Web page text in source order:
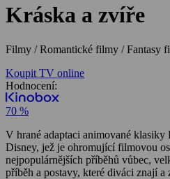
Kráska a zvíře
Filmy / Romantické filmy / Fantasy
Koupit TV online
Hodnocení:
70 %
V hrané adaptaci animované klasiky
Disney, jež je ohromující filmovou
nejpopulárnějších příběhů vůbec,
příběh a postavy, které diváci znají